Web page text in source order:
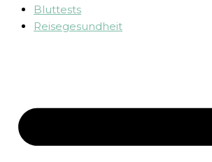
Bluttests
Reisegesundheit